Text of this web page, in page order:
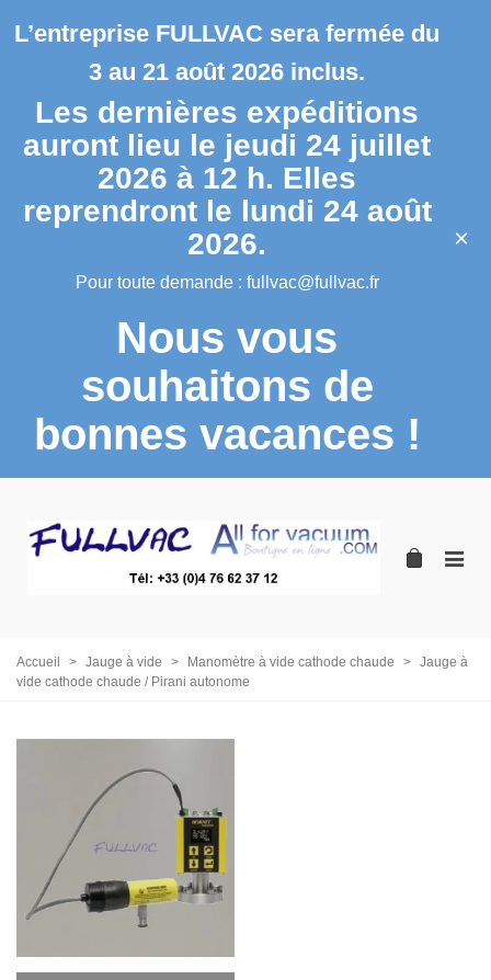
L’entreprise FULLVAC sera fermée du
3 au 21 août 2026 inclus.
Les dernières expéditions
auront lieu le jeudi 24 juillet
2026 à 12 h. Elles
reprendront le lundi 24 août
2026.
Pour toute demande : fullvac@fullvac.fr
Nous vous
souhaitons de
bonnes vacances !
×
Accueil > Jauge à vide > Manomètre à vide cathode chaude > Jauge à
vide cathode chaude / Pirani autonome